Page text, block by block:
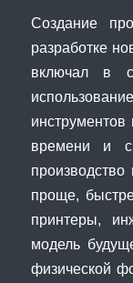
Создание
разработке
включал в
времени и
проще,
принтеры,
модель
физической